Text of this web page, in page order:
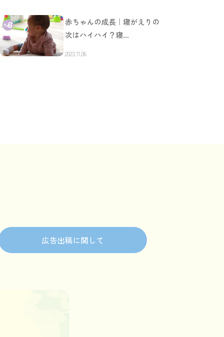
赤ちゃんの成長｜寝がえりの
次はハイハイ？寝…
2023.11.06
広告出稿に関して